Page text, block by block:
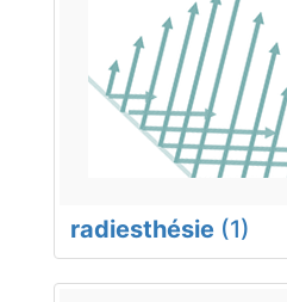
radiesthésie (1)